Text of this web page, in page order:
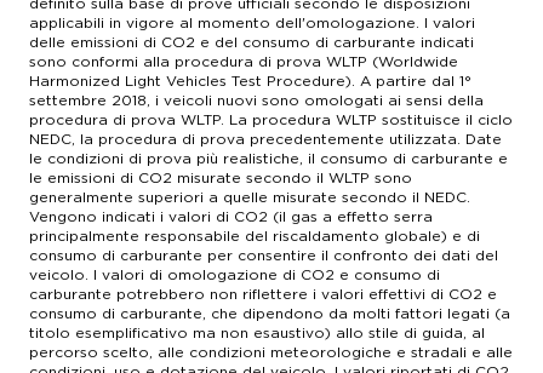
applicabili in vigore al momento dell'omologazione. I valori
delle emissioni di CO2 e del consumo di carburante indicati
sono conformi alla procedura di prova WLTP (Worldwide
Harmonized Light Vehicles Test Procedure). A partire dal 1°
settembre 2018, i veicoli nuovi sono omologati ai sensi della
procedura di prova WLTP. La procedura WLTP sostituisce il ciclo
NEDC, la procedura di prova precedentemente utilizzata. Date
le condizioni di prova più realistiche, il consumo di carburante e
le emissioni di CO2 misurate secondo il WLTP sono
generalmente superiori a quelle misurate secondo il NEDC.
Vengono indicati i valori di CO2 (il gas a effetto serra
principalmente responsabile del riscaldamento globale) e di
consumo di carburante per consentire il confronto dei dati del
veicolo. I valori di omologazione di CO2 e consumo di
carburante potrebbero non riflettere i valori effettivi di CO2 e
consumo di carburante, che dipendono da molti fattori legati (a
titolo esemplificativo ma non esaustivo) allo stile di guida, al
percorso scelto, alle condizioni meteorologiche e stradali e alle